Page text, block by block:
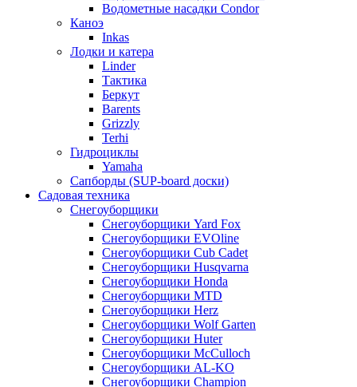
Водометные насадки Condor
Каноэ
Inkas
Лодки и катера
Linder
Тактика
Беркут
Barents
Grizzly
Terhi
Гидроциклы
Yamaha
Сапборды (SUP-board доски)
Садовая техника
Снегоуборщики
Снегоуборщики Yard Fox
Снегоуборщики EVOline
Снегоуборщики Cub Cadet
Снегоуборщики Husqvarna
Снегоуборщики Honda
Снегоуборщики MTD
Снегоуборщики Herz
Снегоуборщики Wolf Garten
Снегоуборщики Huter
Снегоуборщики McCulloch
Снегоуборщики AL-KO
Снегоуборщики Champion